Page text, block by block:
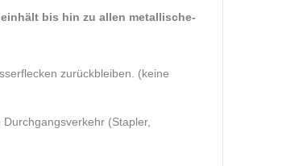
bis hin zu allen metallische-
zurückbleiben. (keine
(Stapler,